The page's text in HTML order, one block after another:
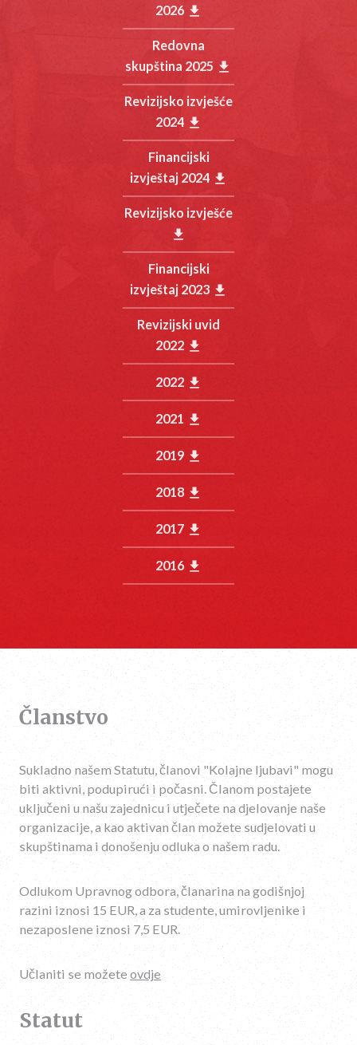
2026 get_app
Redovna
skupština 2025 get_app
Revizijsko izvješće
2024 get_app
Financijski
izvještaj 2024 get_app
Revizijsko izvješće
get_app
Financijski
izvještaj 2023 get_app
Revizijski uvid
2022 get_app
2022 get_app
2021 get_app
2019 get_app
2018 get_app
2017 get_app
2016 get_app
Članstvo
Sukladno našem Statutu, članovi "Kolajne ljubavi" mogu
biti aktivni, podupirući i počasni. Članom postajete
uključeni u našu zajednicu i utječete na djelovanje naše
organizacije, a kao aktivan član možete sudjelovati u
skupštinama i donošenju odluka o našem radu.
Odlukom Upravnog odbora, članarina na godišnjoj
razini iznosi 15 EUR, a za studente, umirovljenike i
nezaposlene iznosi 7,5 EUR.
Učlaniti se možete ovdje
Statut